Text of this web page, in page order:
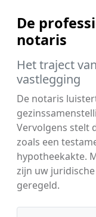
De
notaris
Het traject
vastlegging
De notaris
Vervolgens stelt
zoals een
hypotheekakte.
zijn uw
geregeld.